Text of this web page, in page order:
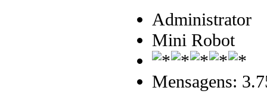
Administrator
Mini Robot
Mensagens: